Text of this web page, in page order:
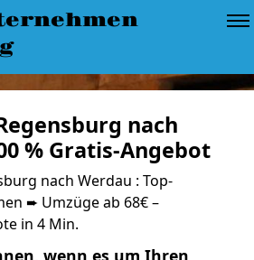
nach
% Gratis-Angebot
nach Werdau : Top-
➨ Umzüge ab 68€ –
in 4 Min.
wenn es um Ihren